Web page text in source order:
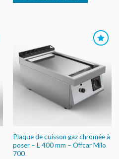
AU DEVIS
Plaque de cuisson gaz chromée à
poser – L 400 mm – Offcar Milo
700